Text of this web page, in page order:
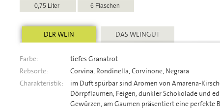
0,75 Liter
6 Flaschen
DER WEIN DAS WEINGUT
Farbe:
tiefes Granatrot
Rebsorte:
Corvina, Rondinella, Corvinone, Negrara
Charakteristik:
im Duft spürbar sind Aromen von Amarena-
Dörrpflaumen, Feigen, dunkler Schokolade und
Gewürzen, am Gaumen präsentiert eine perfekte